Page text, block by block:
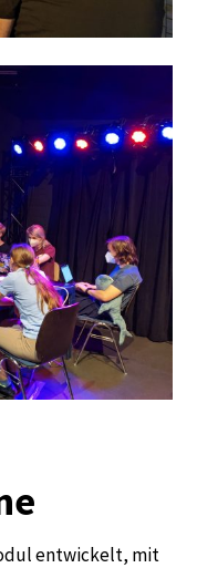
entwickelt, mit